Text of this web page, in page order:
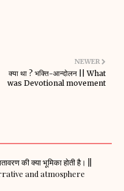
NEWER
क्या था ? भक्ति-आन्दोलन || What
was Devotional movement
की क्या भूमिका होती है। ||
and atmosphere